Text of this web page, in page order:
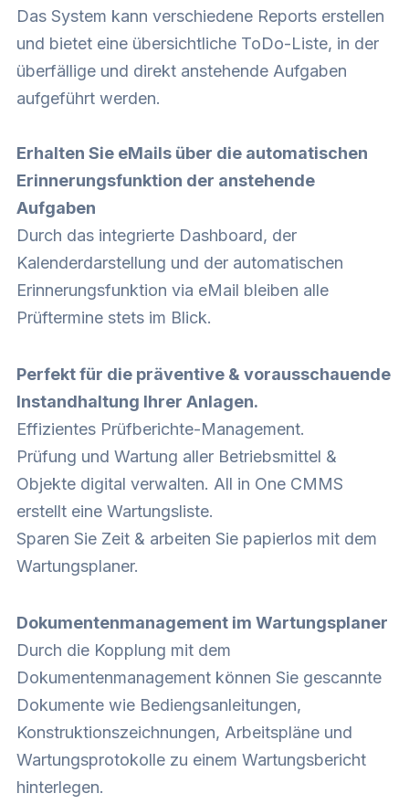
Das System kann verschiedene Reports erstellen
und bietet eine übersichtliche ToDo-Liste, in der
überfällige und direkt anstehende Aufgaben
aufgeführt werden.
Erhalten Sie eMails über die automatischen
Erinnerungsfunktion der anstehende
Aufgaben
Durch das integrierte Dashboard, der
Kalenderdarstellung und der automatischen
Erinnerungsfunktion via eMail bleiben alle
Prüftermine stets im Blick.
Perfekt für die präventive & vorausschauende
Instandhaltung Ihrer Anlagen.
Effizientes Prüfberichte-Management.
Prüfung und Wartung aller Betriebsmittel &
Objekte digital verwalten. All in One CMMS
erstellt eine Wartungsliste.
Sparen Sie Zeit & arbeiten Sie papierlos mit dem
Wartungsplaner.
Dokumentenmanagement im Wartungsplaner
Durch die Kopplung mit dem
Dokumentenmanagement können Sie gescannte
Dokumente wie Bediengsanleitungen,
Konstruktionszeichnungen, Arbeitspläne und
Wartungsprotokolle zu einem Wartungsbericht
hinterlegen.